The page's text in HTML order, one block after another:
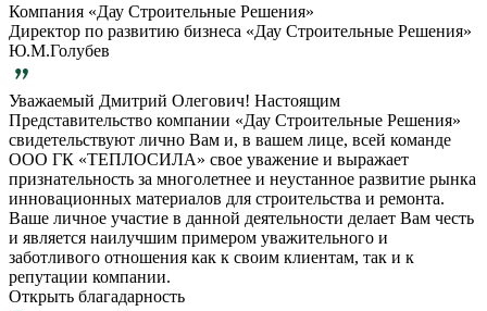
Компания «Дау Строительные Решения»
Директор по развитию бизнеса «Дау Строительные Решения»
Ю.М.Голубев
Уважаемый Дмитрий Олегович! Настоящим
Представительство компании «Дау Строительные Решения»
свидетельствуют лично Вам и, в вашем лице, всей команде
ООО ГК «ТЕПЛОСИЛА» свое уважение и выражает
признательность за многолетнее и неустанное развитие рынка
инновационных материалов для строительства и ремонта.
Ваше личное участие в данной деятельности делает Вам честь
и является наилучшим примером уважительного и
заботливого отношения как к своим клиентам, так и к
репутации компании.
Открыть благадарность